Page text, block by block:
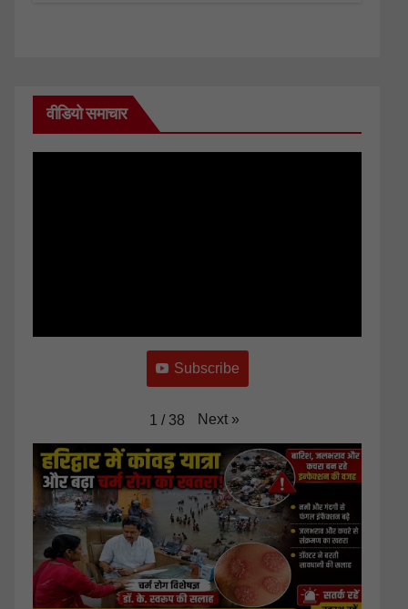
वीडियो समाचार
Subscribe
1 / 38 Next »